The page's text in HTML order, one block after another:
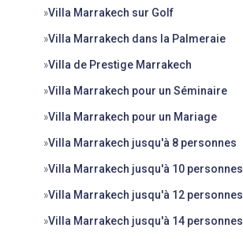
»Villa Marrakech sur Golf
»Villa Marrakech dans la Palmeraie
»Villa de Prestige Marrakech
»Villa Marrakech pour un Séminaire
»Villa Marrakech pour un Mariage
»Villa Marrakech jusqu'à 8 personnes
»Villa Marrakech jusqu'à 10 personnes
»Villa Marrakech jusqu'à 12 personnes
»Villa Marrakech jusqu'à 14 personnes